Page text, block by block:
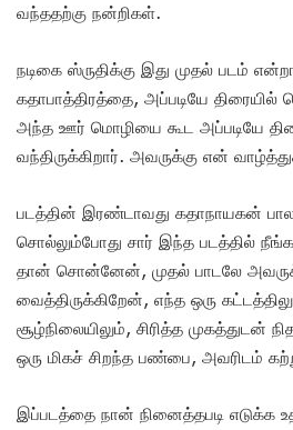
வந்ததற்கு நன்றிகள்.
நடிகை ஸ்ருதிக்கு இது முதல் படம்
கதாபாத்திரத்தை, அப்படியே திரையில்
அந்த ஊர் மொழியை கூட அப்படியே
வந்திருக்கிறார். அவருக்கு என்
படத்தின் இரண்டாவது கதாநாயகன்
சொல்லும்போது சார் இந்த படத்தில்
தான் சொன்னேன், முதல் பாடலே
வைத்திருக்கிறேன், எந்த ஒரு
சூழ்நிலையிலும், சிரித்த முகத்துடன்
ஒரு மிகச் சிறந்த பண்பை, அவரிடம்
இப்படத்தை நான் நினைத்தபடி எடுக்க